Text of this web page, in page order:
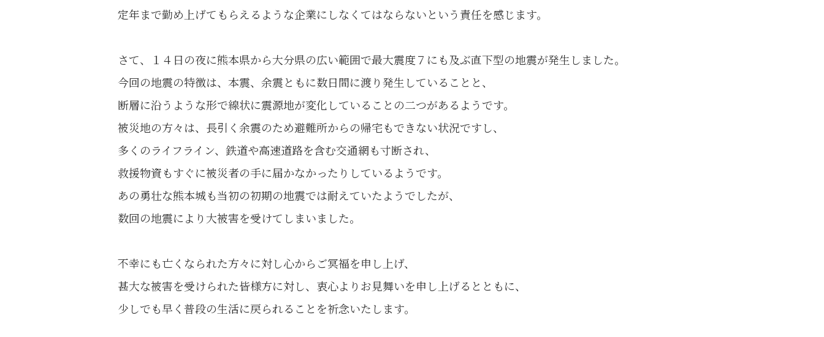
定年まで勤め上げてもらえるような企業にしなくてはならないという責任を感じます。
さて、１４日の夜に熊本県から大分県の広い範囲で最大震度７にも及ぶ直下型の地震が発生しました。
今回の地震の特徴は、本震、余震ともに数日間に渡り発生していることと、
断層に沿うような形で線状に震源地が変化していることの二つがあるようです。
被災地の方々は、長引く余震のため避難所からの帰宅もできない状況ですし、
多くのライフライン、鉄道や高速道路を含む交通網も寸断され、
救援物資もすぐに被災者の手に届かなかったりしているようです。
あの勇壮な熊本城も当初の初期の地震では耐えていたようでしたが、
数回の地震により大被害を受けてしまいました。
不幸にも亡くなられた方々に対し心からご冥福を申し上げ、
甚大な被害を受けられた皆様方に対し、衷心よりお見舞いを申し上げるとともに、
少しでも早く普段の生活に戻られることを祈念いたします。